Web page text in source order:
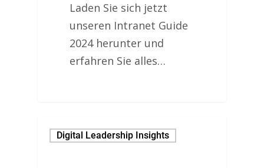
Laden Sie sich jetzt
unseren Intranet Guide
2024 herunter und
erfahren Sie alles…
Digital Leadership Insights